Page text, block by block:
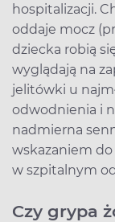
hospitalizacji.
oddaje mocz
dziecka robią
wyglądają na
jelitówki u
odwodnienia i
nadmierna
wskazaniem
w szpitalnym
Czy grypa